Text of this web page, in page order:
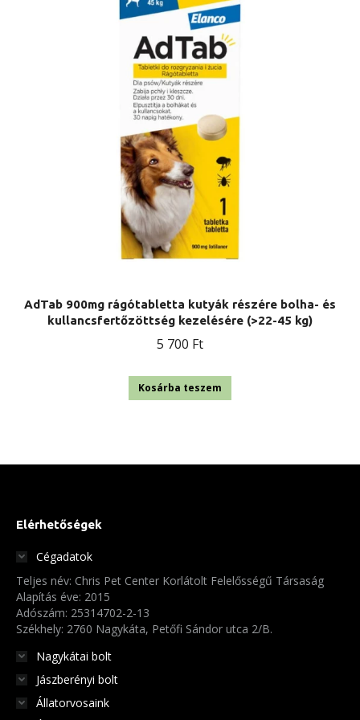
AdTab 900mg rágótabletta kutyák részére bolha- és
kullancsfertőzöttség kezelésére (>22-45 kg)
5 700 Ft
Kosárba teszem
Elérhetőségek
Cégadatok
Teljes név: Chris Pet Center Korlátolt Felelősségű Társaság
Alapítás éve: 2015
Adószám: 25314702-2-13
Székhely: 2760 Nagykáta, Petőfi Sándor utca 2/B.
Nagykátai bolt
Jászberényi bolt
Állatorvosaink